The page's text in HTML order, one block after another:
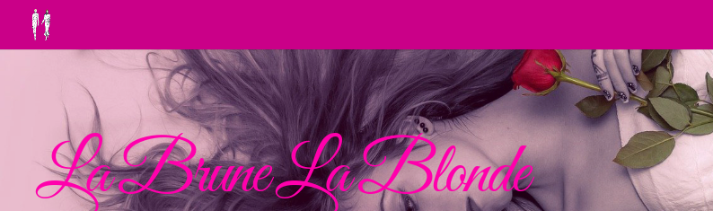
La Brune La Blonde